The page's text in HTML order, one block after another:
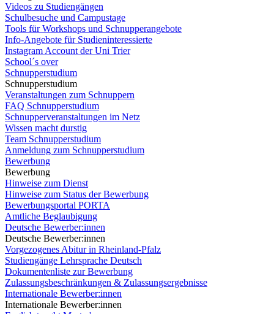
Videos zu Studiengängen
Schulbesuche und Campustage
Tools für Workshops und Schnupperangebote
Info-Angebote für Studieninteressierte
Instagram Account der Uni Trier
School´s over
Schnupperstudium
Schnupperstudium
Veranstaltungen zum Schnuppern
FAQ Schnupperstudium
Schnupperveranstaltungen im Netz
Wissen macht durstig
Team Schnupperstudium
Anmeldung zum Schnupperstudium
Bewerbung
Bewerbung
Hinweise zum Dienst
Hinweise zum Status der Bewerbung
Bewerbungsportal PORTA
Amtliche Beglaubigung
Deutsche Bewerber:innen
Deutsche Bewerber:innen
Vorgezogenes Abitur in Rheinland-Pfalz
Studiengänge Lehrsprache Deutsch
Dokumentenliste zur Bewerbung
Zulassungsbeschränkungen & Zulassungsergebnisse
Internationale Bewerber:innen
Internationale Bewerber:innen